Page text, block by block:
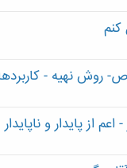
کنم
روش نهیه -
از پایدار و ناپایدار